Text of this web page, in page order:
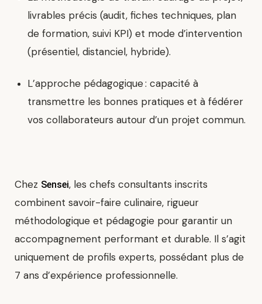
livrables précis (audit, fiches techniques, plan
de formation, suivi KPI) et mode d’intervention
(présentiel, distanciel, hybride).
L’approche pédagogique: capacité à
transmettre les bonnes pratiques et à fédérer
vos collaborateurs autour d’un projet commun.
Chez Sensei, les chefs consultants inscrits
combinent savoir-faire culinaire, rigueur
méthodologique et pédagogie pour garantir un
accompagnement performant et durable. Il s’agit
uniquement de profils experts, possédant plus de
7 ans d’expérience professionnelle.